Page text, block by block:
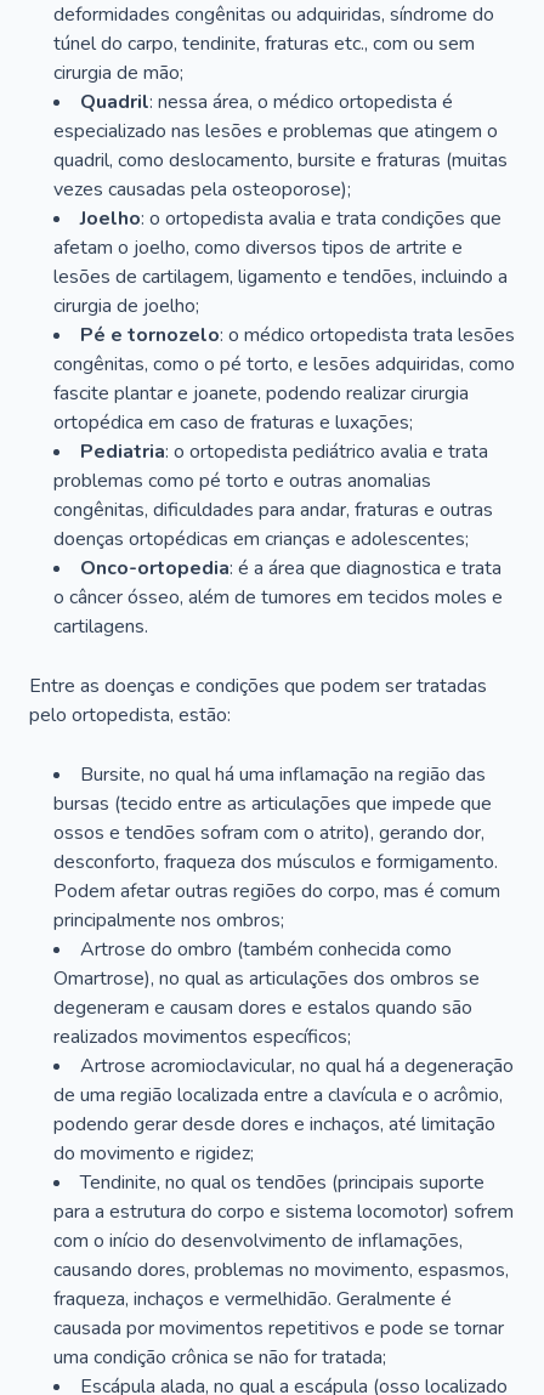
deformidades congênitas ou adquiridas, síndrome do
túnel do carpo, tendinite, fraturas etc., com ou sem
cirurgia de mão;
Quadril: nessa área, o médico ortopedista é
especializado nas lesões e problemas que atingem o
quadril, como deslocamento, bursite e fraturas (muitas
vezes causadas pela osteoporose);
Joelho: o ortopedista avalia e trata condições que
afetam o joelho, como diversos tipos de artrite e
lesões de cartilagem, ligamento e tendões, incluindo a
cirurgia de joelho;
Pé e tornozelo: o médico ortopedista trata lesões
congênitas, como o pé torto, e lesões adquiridas, como
fascite plantar e joanete, podendo realizar cirurgia
ortopédica em caso de fraturas e luxações;
Pediatria: o ortopedista pediátrico avalia e trata
problemas como pé torto e outras anomalias
congênitas, dificuldades para andar, fraturas e outras
doenças ortopédicas em crianças e adolescentes;
Onco-ortopedia: é a área que diagnostica e trata
o câncer ósseo, além de tumores em tecidos moles e
cartilagens.
Entre as doenças e condições que podem ser tratadas
pelo ortopedista, estão:
Bursite, no qual há uma inflamação na região das
bursas (tecido entre as articulações que impede que
ossos e tendões sofram com o atrito), gerando dor,
desconforto, fraqueza dos músculos e formigamento.
Podem afetar outras regiões do corpo, mas é comum
principalmente nos ombros;
Artrose do ombro (também conhecida como
Omartrose), no qual as articulações dos ombros se
degeneram e causam dores e estalos quando são
realizados movimentos específicos;
Artrose acromioclavicular, no qual há a degeneração
de uma região localizada entre a clavícula e o acrômio,
podendo gerar desde dores e inchaços, até limitação
do movimento e rigidez;
Tendinite, no qual os tendões (principais suporte
para a estrutura do corpo e sistema locomotor) sofrem
com o início do desenvolvimento de inflamações,
causando dores, problemas no movimento, espasmos,
fraqueza, inchaços e vermelhidão. Geralmente é
causada por movimentos repetitivos e pode se tornar
uma condição crônica se não for tratada;
Escápula alada, no qual a escápula (osso localizado